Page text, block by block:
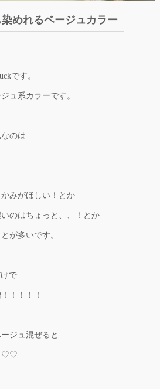
めれるベージュカラー
です。
ュ系カラーです。
のは
みがほしい！とか
のはちょっと、、！とか
が多いです。
で
！！！！
ジュ混ぜると
♡♡